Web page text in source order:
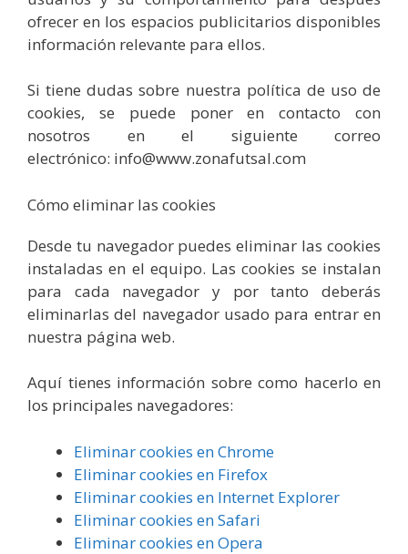
ofrecer en los espacios publicitarios disponibles
información relevante para ellos.
Si tiene dudas sobre nuestra política de uso de
cookies, se puede poner en contacto con
nosotros en el siguiente correo
electrónico: info@www.zonafutsal.com
Cómo eliminar las cookies
Desde tu navegador puedes eliminar las cookies
instaladas en el equipo. Las cookies se instalan
para cada navegador y por tanto deberás
eliminarlas del navegador usado para entrar en
nuestra página web.
Aquí tienes información sobre como hacerlo en
los principales navegadores:
Eliminar cookies en Chrome
Eliminar cookies en Firefox
Eliminar cookies en Internet Explorer
Eliminar cookies en Safari
Eliminar cookies en Opera